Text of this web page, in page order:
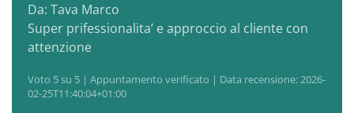
Da: Tava Marco
Super prifessionalita’ e approccio al cliente con
attenzione
Voto 5 su 5 | Appuntamento verificato | Data recensione: 2026-
02-25T11:40:04+01:00